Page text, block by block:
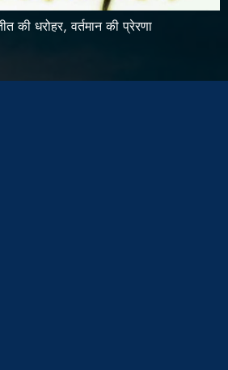
की धरोहर, वर्तमान की प्रेरणा